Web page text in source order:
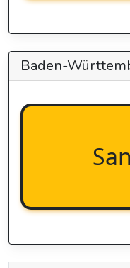
Baden-